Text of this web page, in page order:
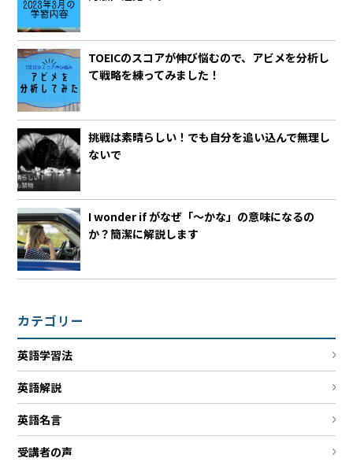
TOEICのスコアが伸び悩むので、アビメを分析し
て戦略を練ってみました！
挑戦は素晴らしい！でも自分を追い込んで無理し
ないで
I wonder if がなぜ「～かな」の意味になるの
か？簡潔に解説します
カテゴリー
英語学習法
英語解説
英語名言
受講者の声